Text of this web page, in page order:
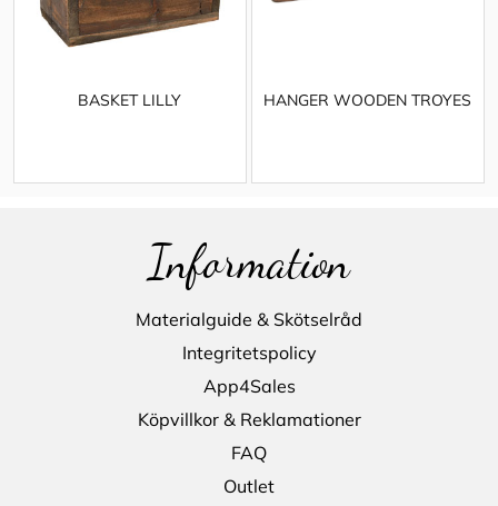
BASKET LILLY HANGER WOODEN TROYES
Information
Materialguide & Skötselråd
Integritetspolicy
App4Sales
Köpvillkor & Reklamationer
FAQ
Outlet